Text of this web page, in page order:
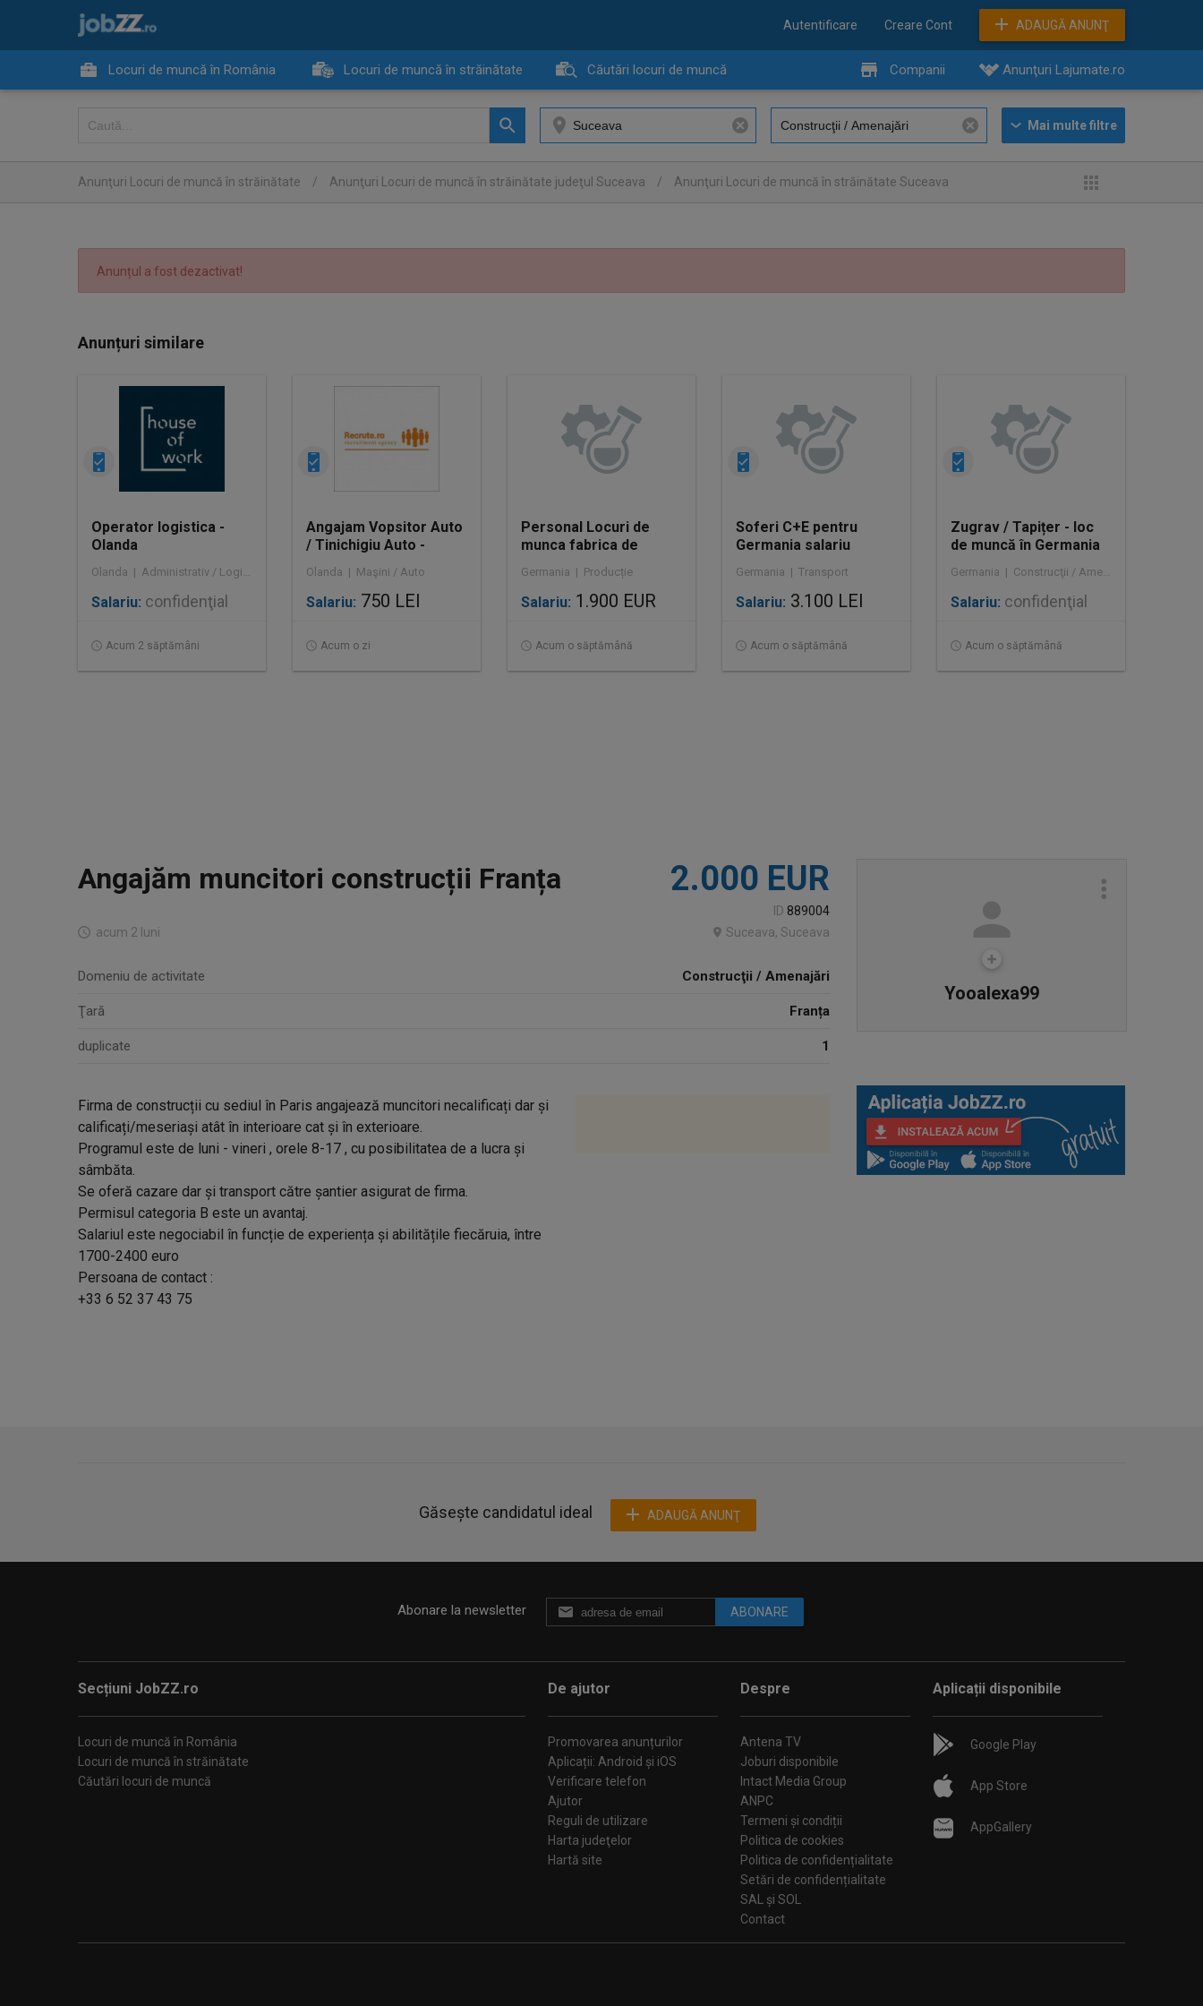
Autentificare Creare Cont ADAUGĂ ANUNŢ
Locuri de muncă în România Locuri de muncă în străinătate Căutări locuri de muncă Companii Anunţuri Lajumate.ro
Anunţuri Locuri de muncă în străinătate / Anunţuri Locuri de muncă în străinătate judeţul Suceava / Anunţuri Locuri de muncă în străinătate Suceava
Anunțul a fost dezactivat!
Anunțuri similare
Operator logistica -
Olanda
Olanda | Administrativ / Logistică / Agricultură / Silvicultură / Prestări servicii / Producție /
Salariu: confidenţial
Acum 2 săptămâni
Angajam Vopsitor Auto
/ Tinichigiu Auto -
Olanda
Olanda | Maşini / Auto
Salariu: 750 LEI
Acum o zi
Personal Locuri de
munca fabrica de
Germania | Producție
Salariu: 1.900 EUR
Acum o săptămână
Soferi C+E pentru
Germania salariu
Germania | Transport
Salariu: 3.100 LEI
Acum o săptămână
Zugrav / Tapițer - loc
de muncă în Germania
Germania | Construcţii / Amenajări
Salariu: confidenţial
Acum o săptămână
Yooalexa99
Angajăm muncitori construcții Franța 2.000 EUR
ID 889004
acum 2 luni
Suceava, Suceava
Domeniu de activitate Construcţii / Amenajări
Ţară Franța
duplicate 1
Firma de construcții cu sediul în Paris angajează muncitori necalificați dar și
calificați/meseriași atât în interioare cat și în exterioare.
Programul este de luni - vineri , orele 8-17 , cu posibilitatea de a lucra și
sâmbăta.
Se oferă cazare dar și transport către șantier asigurat de firma.
Permisul categoria B este un avantaj.
Salariul este negociabil în funcție de experiența și abilitățile fiecăruia, între
1700-2400 euro
Persoana de contact :
+33 6 52 37 43 75
Găsește candidatul ideal ADAUGĂ ANUNŢ
Abonare la newsletter ABONARE
Secțiuni JobZZ.ro
Locuri de muncă în România
Locuri de muncă în străinătate
Căutări locuri de muncă
De ajutor
Promovarea anunțurilor
Aplicații: Android și iOS
Verificare telefon
Ajutor
Reguli de utilizare
Harta judeţelor
Hartă site
Despre
Antena TV
Joburi disponibile
Intact Media Group
ANPC
Termeni și condiții
Politica de cookies
Politica de confidențialitate
Setări de confidențialitate
SAL și SOL
Contact
Aplicații disponibile
Google Play
App Store
AppGallery